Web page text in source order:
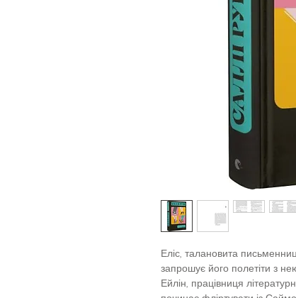
Еліс, талановита
запрошує його полетіти з
Ейлін, працівниця